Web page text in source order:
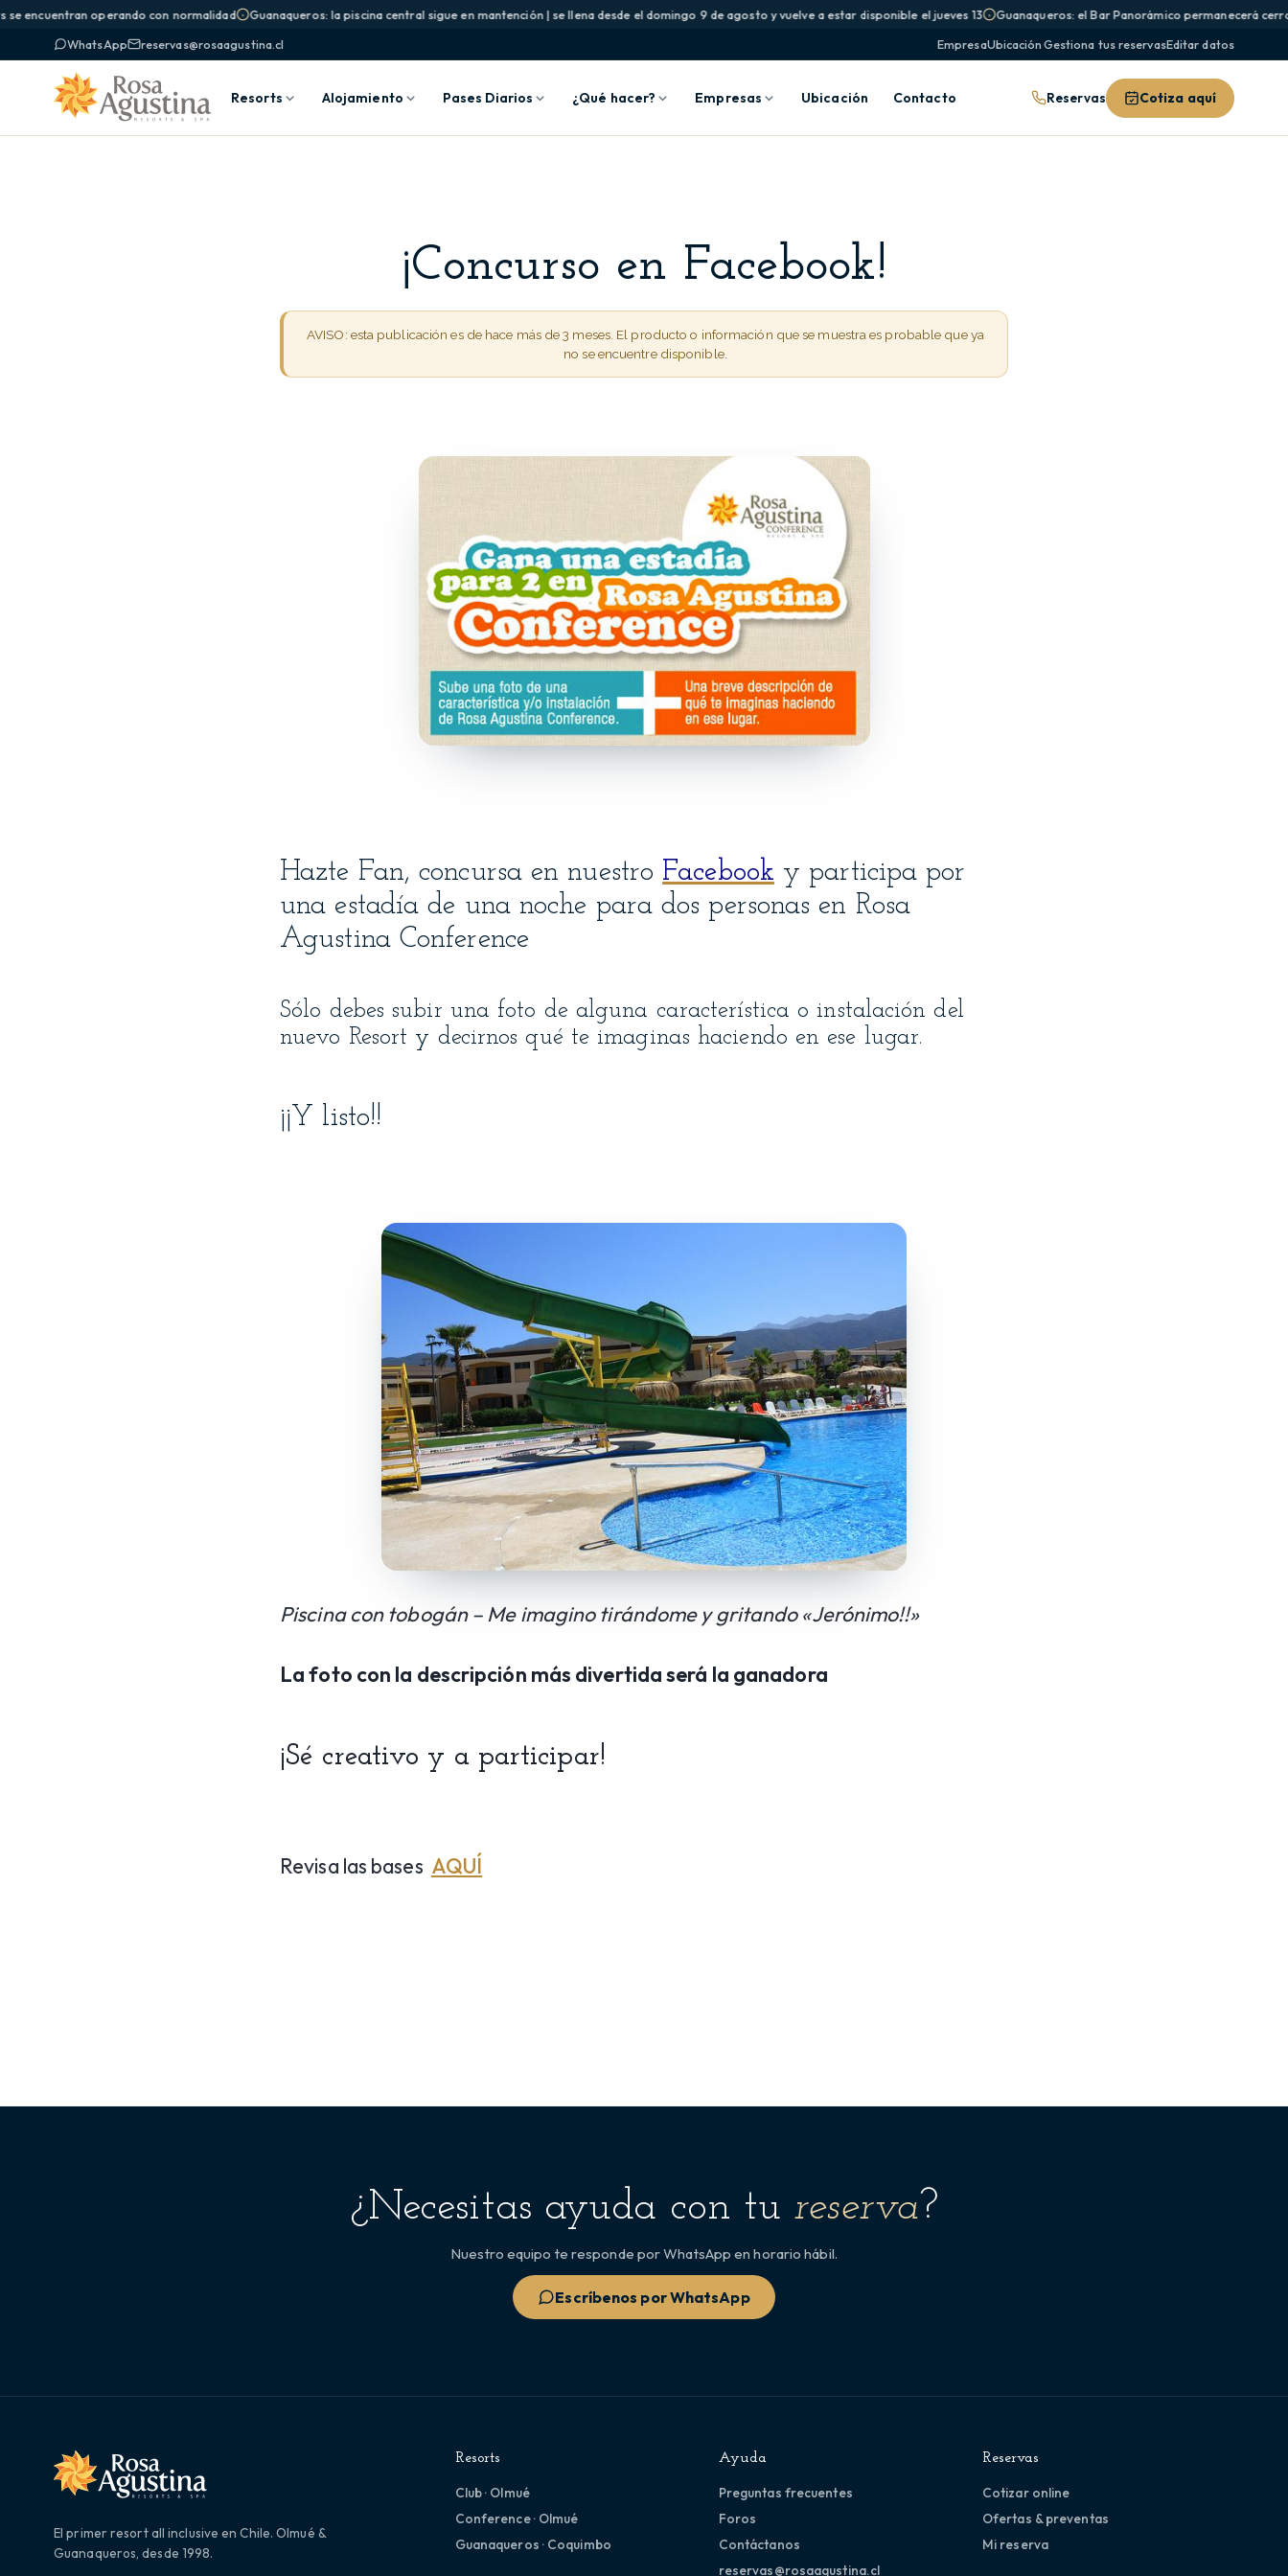
encuentran operando con normalidad Guanaqueros: la piscina central sigue en mantención | se llena desde el domingo 9 de agosto y vuelve a estar disponible el jueves 13
Guanaqueros: el Bar Panorámico permanecerá
WhatsApp
reservas@rosaagustina.cl EmpresaUbicación·Gestiona tus reservasEditar datos
Resorts Alojamiento Pases Diarios ¿Qué hacer? Empresas Ubicación Contacto Reservas Cotiza aquí
¡Concurso en Facebook!
AVISO: esta publicación es de hace más de 3 meses. El producto o información que se muestra es probable que ya
no se encuentre disponible.
Hazte Fan, concursa en nuestro Facebook y participa por
una estadía de una noche para dos personas en Rosa
Agustina Conference
Sólo debes subir una foto de alguna característica o instalación del
nuevo Resort y decirnos qué te imaginas haciendo en ese lugar.
¡¡Y listo!!
Piscina con tobogán – Me imagino tirándome y gritando «Jerónimo!!»
La foto con la descripción más divertida será la ganadora
¡Sé creativo y a participar!
Revisa las bases AQUÍ
¿Necesitas ayuda con tu reserva?
Nuestro equipo te responde por WhatsApp en horario hábil.
Escríbenos por WhatsApp
El primer resort all inclusive en Chile. Olmué &
Guanaqueros, desde 1998.
Resorts
Club · Olmué
Conference · Olmué
Guanaqueros · Coquimbo
Ayuda
Preguntas frecuentes
Foros
Contáctanos
reservas@rosaagustina.cl
Reservas
Cotizar online
Ofertas & preventas
Mi reserva